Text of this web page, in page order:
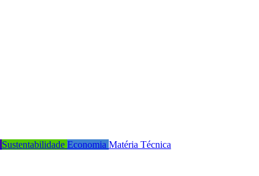
Sustentabilidade Economia Matéria Técnica